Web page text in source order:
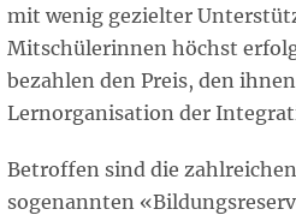
mit wenig gezielter
Mitschülerinnen höchst
bezahlen den Preis, den
Lernorganisation der
Betroffen sind die
sogenannten